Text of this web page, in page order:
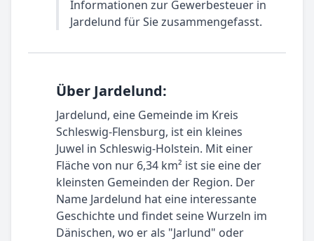
Informationen zur Gewerbesteuer in
Jardelund für Sie zusammengefasst.
Über Jardelund:
Jardelund, eine Gemeinde im Kreis
Schleswig-Flensburg, ist ein kleines
Juwel in Schleswig-Holstein. Mit einer
Fläche von nur 6,34 km² ist sie eine der
kleinsten Gemeinden der Region. Der
Name Jardelund hat eine interessante
Geschichte und findet seine Wurzeln im
Dänischen, wo er als "Jarlund" oder